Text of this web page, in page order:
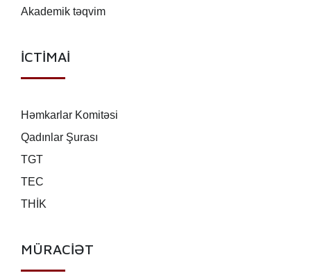
Akademik təqvim
İCTİMAİ
Həmkarlar Komitəsi
Qadınlar Şurası
TGT
TEC
THİK
MÜRACİƏT